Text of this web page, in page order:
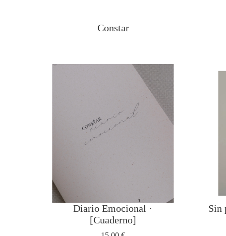
Constar
Diario Emocional ·
[Cuaderno]
Sin